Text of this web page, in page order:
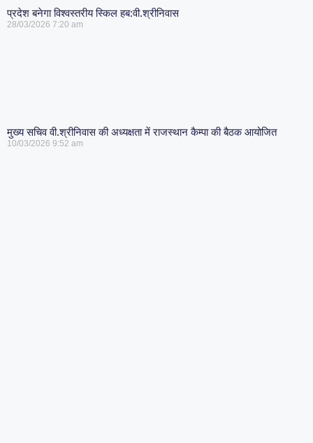
प्रदेश बनेगा विश्वस्तरीय स्किल हब:वी.श्रीनिवास
28/03/2026 7:20 am
मुख्य सचिव वी.श्रीनिवास की अध्यक्षता में राजस्थान कैम्पा की बैठक आयोजित
10/03/2026 9:52 am